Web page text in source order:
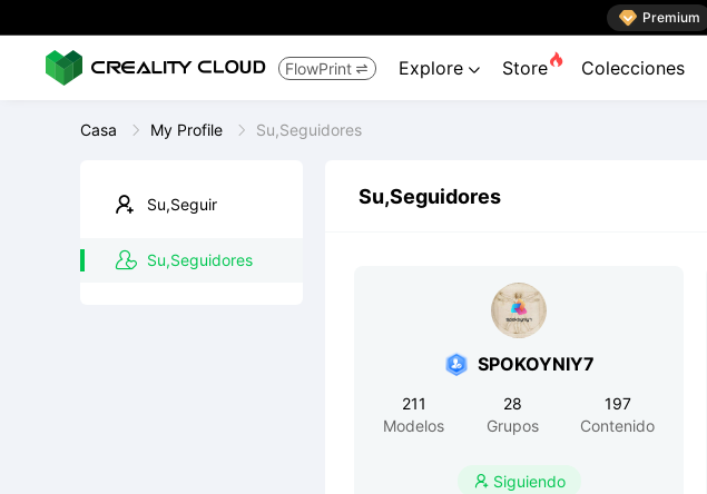
 Premium
FlowPrint  Explore  Store Colecciones
Casa My Profile Su,Seguidores
Su,Seguir
Su,Seguidores
Su,Seguidores
SPOKOYNIY7
211
Modelos
28
Grupos
197
Contenido
 Siguiendo